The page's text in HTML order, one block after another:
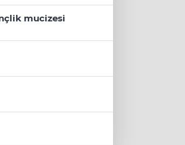
mucizesi